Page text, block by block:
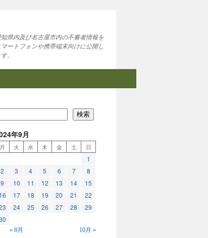
知県内及び名古屋市内の不審者情報を
マートフォンや携帯端末向けに公開し
。
検索
年9月
月 火 水 木 金 土 日
1
2
3 4 5 6 7
8
9
10 11 12 13 14
15
16
17 18 19 20 21
22
24 25 26 27 28
29
« 8月 10月 »